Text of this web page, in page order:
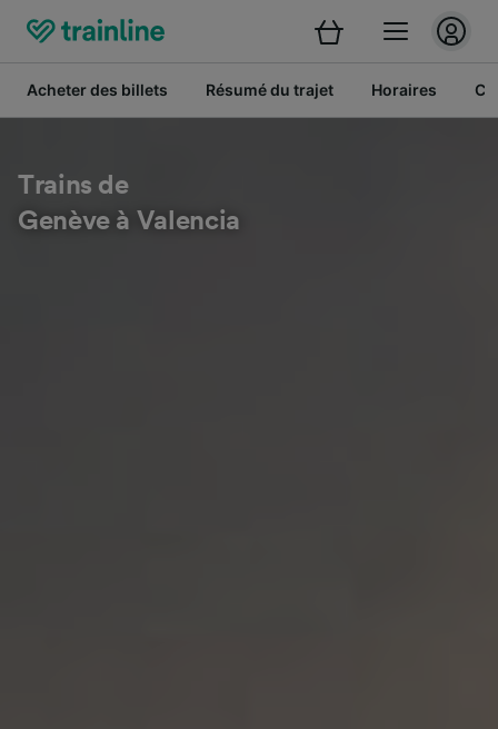
Acheter des billets Résumé du trajet Horaires
Trains de
Genève à Valencia